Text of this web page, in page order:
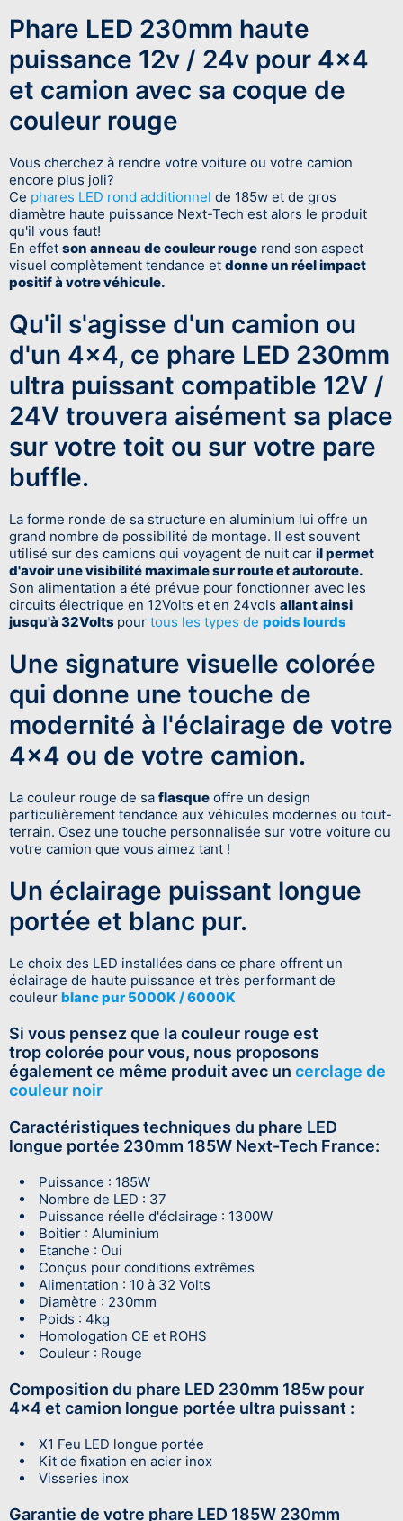
Phare LED 230mm haute
puissance 12v / 24v pour 4x4
et camion avec sa coque de
couleur rouge
Vous cherchez à rendre votre voiture ou votre camion
encore plus joli?
Cephares LED rond additionnelde 185w et de gros
diamètre haute puissance Next-Tech est alors le produit
qu'il vous faut!
En effetson anneau de couleur rougerend son aspect
visuel complètement tendance et
Qu'il s'agisse d'un camion ou
d'un 4x4, ce phare LED 230mm
ultra puissant compatible 12V /
24V trouvera aisément sa place
sur votre toit ou sur votre pare
buffle.
La forme ronde de sa structure en aluminium lui offre un
grand nombre de possibilité de montage. Il est souvent
utilisé sur des camions qui voyagent de nuit caril permet
d'avoir une visibilité maximale sur route et autoroute.
Son alimentation a été prévue pour fonctionner avec les
circuits électrique en 12Volts et en 24volsallant ainsi
Une signature visuelle colorée
qui donne une touche de
modernité à l'éclairage de votre
4x4 ou de votre camion.
La couleur rouge de saflasqueoffre un design
particulièrement tendance aux véhicules modernes ou tout-
terrain. Osez une touche personnalisée sur votre voiture ou
Un éclairage puissant longue
portée et blanc pur.
Le choix des LED installées dans ce phare offrent un
éclairage de haute puissance et très performant de
Si vous pensez que la couleur rouge est
trop colorée pour vous, nous proposons
également ce même produit avec un
Caractéristiques techniques du phare LED
Puissance : 185W
Nombre de LED : 37
Puissance réelle d'éclairage : 1300W
Boitier : Aluminium
Etanche : Oui
Conçus pour conditions extrêmes
Alimentation : 10 à 32 Volts
Diamètre : 230mm
Poids : 4kg
Homologation CE et ROHS
Composition du phare LED 230mm 185w pour
X1 Feu LED longue portée
Kit de fixation en acier inox